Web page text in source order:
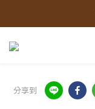
分享到